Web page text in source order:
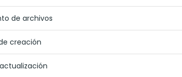
de archivos
creación